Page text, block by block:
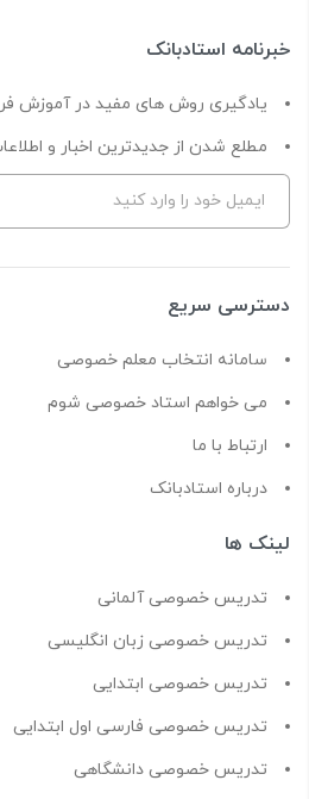
خبرنامه استادبانک
یادگیری روش های مفید در آموزش
مطلع شدن از جدیدترین اخبار و
دسترسی سریع
سامانه انتخاب معلم خصوصی
می خواهم استاد خصوصی شوم
ارتباط با ما
درباره استادبانک
لینک ها
تدریس خصوصی آلمانی
تدریس خصوصی زبان انگلیسی
تدریس خصوصی ابتدایی
تدریس خصوصی فارسی اول ابتدایی
تدریس خصوصی دانشگاهی